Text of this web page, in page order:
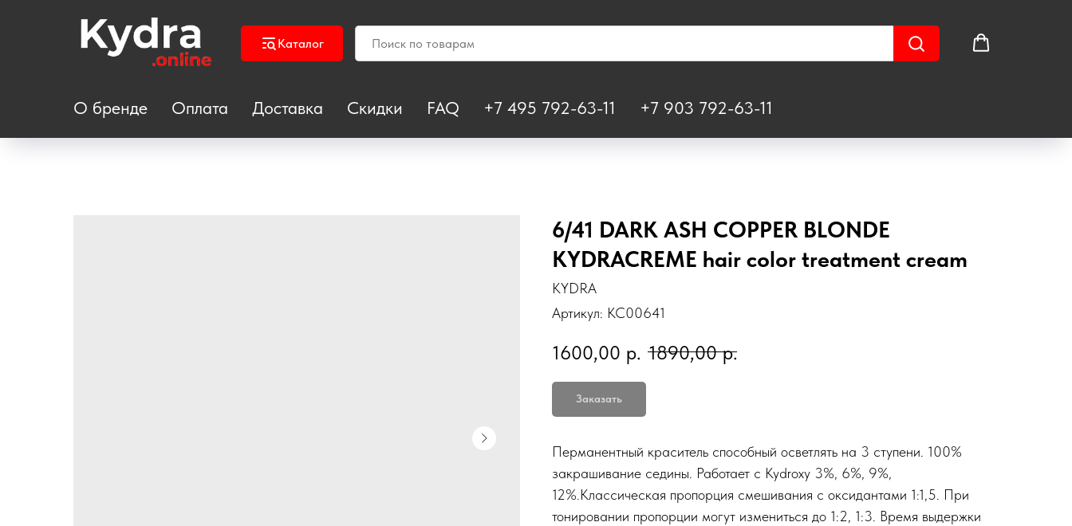
Каталог
О бренде Оплата Доставка Скидки FAQ +7 495 792-63-11 +7 903 792-63-11
6/41 DARK ASH COPPER BLONDE
KYDRACREME hair color treatment cream
KYDRA
Артикул: KC00641
1600,00 р. 1890,00 р.
Заказать
Перманентный краситель способный осветлять на 3 ступени. 100%
закрашивание седины. Работает с Kydroxy 3%, 6%, 9%,
12%.Классическая пропорция смешивания с оксидантами 1:1,5. При
тонировании пропорции могут измениться до 1:2, 1:3. Время выдержки